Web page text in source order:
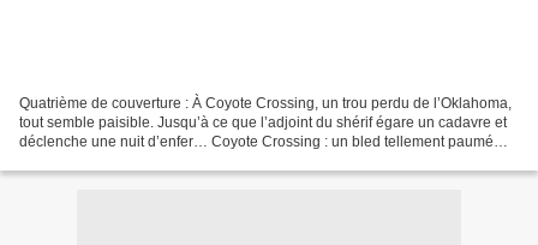
Quatrième de couverture : À Coyote Crossing, un trou perdu de l’Oklahoma,
tout semble paisible. Jusqu’à ce que l’adjoint du shérif égare un cadavre et
déclenche une nuit d’enfer… Coyote Crossing : un bled tellement paumé